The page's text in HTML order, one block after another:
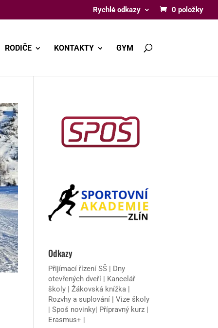
Rychlé odkazy 0 položky
RODIČE KONTAKTY GYM
Odkazy
Přijímací řízení SŠ| Dny
otevřených dveří| Kancelář
školy| Žákovská knížka|
Rozvhy a suplování | Vize školy
| Spoš novinky| Přípravný kurz|
Erasmus+ |